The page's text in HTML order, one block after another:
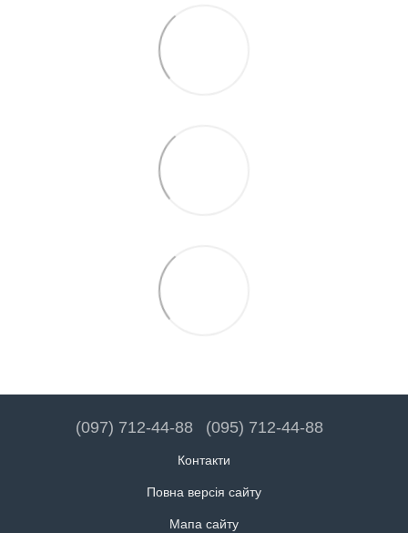
(097) 712-44-88 (095) 712-44-88
Контакти
Повна версія сайту
Мапа сайту